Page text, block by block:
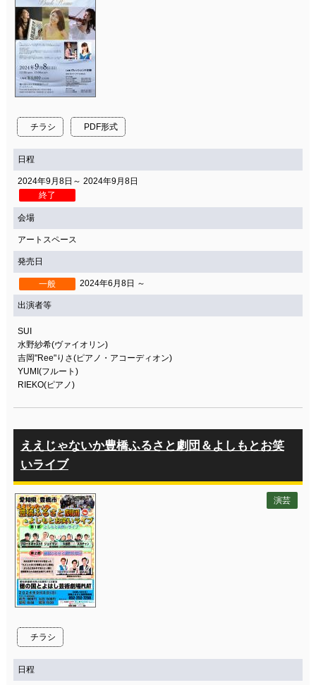
チラシ PDF形式
日程
2024年9月8日～ 2024年9月8日
終了
会場
アートスペース
発売日
一般 2024年6月8日 ～
出演者等
SUI
水野紗希(ヴァイオリン)
吉岡"Ree"りさ(ピアノ・アコーディオン)
YUMI(フルート)
RIEKO(ピアノ)
ええじゃないか豊橋ふるさと劇団＆よしもとお笑
いライブ
チラシ
演芸
日程